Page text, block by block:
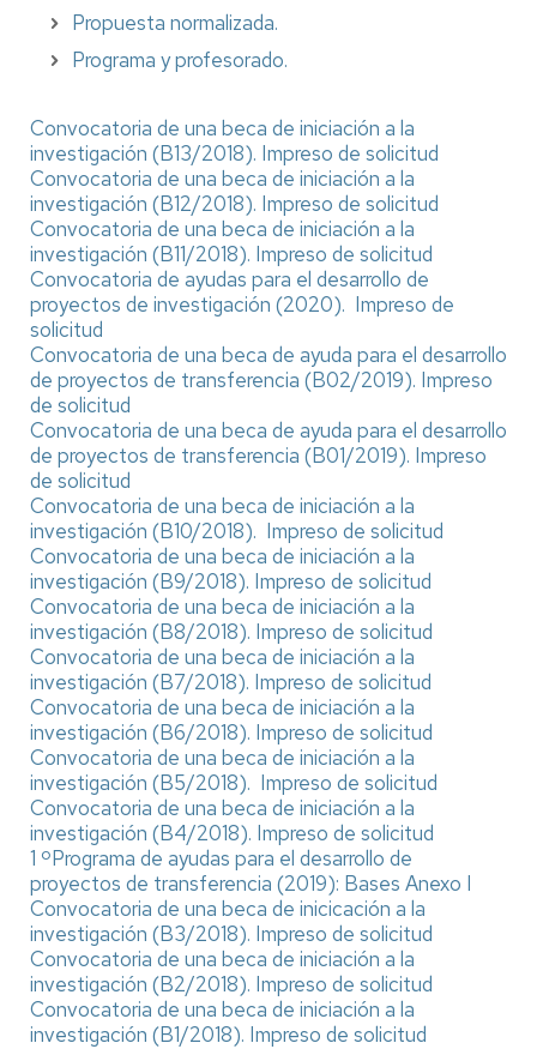
Propuesta normalizada.
Programa y profesorado.
Convocatoria de una beca de iniciación a la
investigación (B13/2018). Impreso de solicitud
Convocatoria de una beca de iniciación a la
investigación (B12/2018). Impreso de solicitud
Convocatoria de una beca de iniciación a la
investigación (B11/2018). Impreso de solicitud
Convocatoria de ayudas para el desarrollo de
proyectos de investigación (2020). Impreso de
solicitud
Convocatoria de una beca de ayuda para el desarrollo
de proyectos de transferencia (B02/2019). Impreso
de solicitud
Convocatoria de una beca de ayuda para el desarrollo
de proyectos de transferencia (B01/2019). Impreso
de solicitud
Convocatoria de una beca de iniciación a la
investigación (B10/2018). Impreso de solicitud
Convocatoria de una beca de iniciación a la
investigación (B9/2018). Impreso de solicitud
Convocatoria de una beca de iniciación a la
investigación (B8/2018). Impreso de solicitud
Convocatoria de una beca de iniciación a la
investigación (B7/2018). Impreso de solicitud
Convocatoria de una beca de iniciación a la
investigación (B6/2018). Impreso de solicitud
Convocatoria de una beca de iniciación a la
investigación (B5/2018). Impreso de solicitud
Convocatoria de una beca de iniciación a la
investigación (B4/2018). Impreso de solicitud
1 ºPrograma de ayudas para el desarrollo de
proyectos de transferencia (2019): Bases Anexo I
Convocatoria de una beca de inicicación a la
investigación (B3/2018). Impreso de solicitud
Convocatoria de una beca de iniciación a la
investigación (B2/2018). Impreso de solicitud
Convocatoria de una beca de iniciación a la
investigación (B1/2018). Impreso de solicitud